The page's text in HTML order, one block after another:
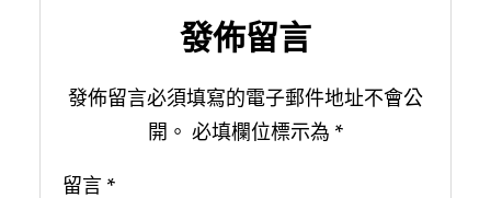
發佈留言
發佈留言必須填寫的電子郵件地址不會公
開。 必填欄位標示為 *
留言 *